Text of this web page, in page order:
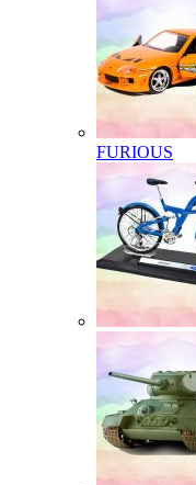
FURIOUS